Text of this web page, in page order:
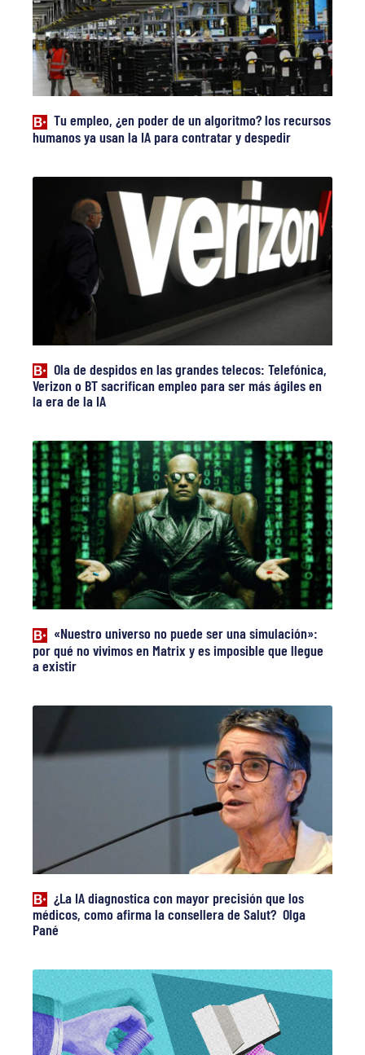
Tu empleo, ¿en poder de un algoritmo? los recursos
humanos ya usan la IA para contratar y despedir
Ola de despidos en las grandes telecos: Telefónica,
Verizon o BT sacrifican empleo para ser más ágiles en
la era de la IA
«Nuestro universo no puede ser una simulación»:
por qué no vivimos en Matrix y es imposible que llegue
a existir
¿La IA diagnostica con mayor precisión que los
médicos, como afirma la consellera de Salut? Olga
Pané